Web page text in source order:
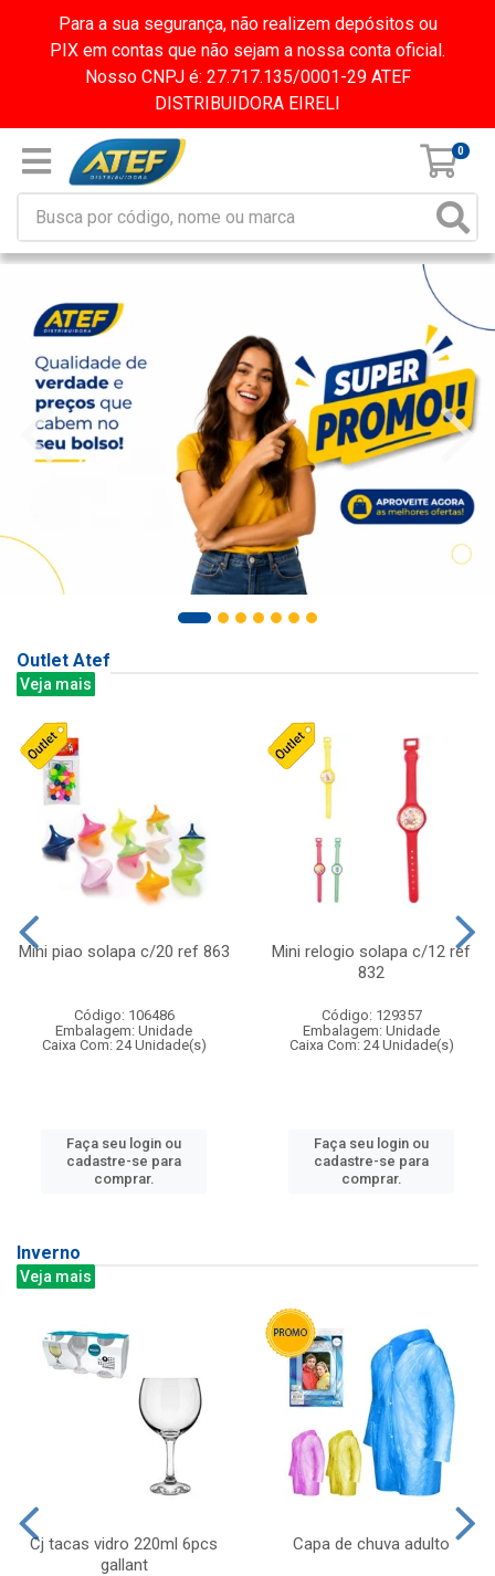
Para a sua segurança, não realizem depósitos ou
PIX em contas que não sejam a nossa conta oficial.
Nosso CNPJ é: 27.717.135/0001-29 ATEF
DISTRIBUIDORA EIRELI
0
Outlet Atef
Veja mais
Mini piao solapa c/20 ref 863
Código: 106486
Embalagem: Unidade
Caixa Com: 24 Unidade(s)
Faça seu login ou
cadastre-se para
comprar.
Mini relogio solapa c/12 ref
832
Código: 129357
Embalagem: Unidade
Caixa Com: 24 Unidade(s)
Faça seu login ou
cadastre-se para
comprar.
Inverno
Veja mais
Cj tacas vidro 220ml 6pcs
gallant
Capa de chuva adulto